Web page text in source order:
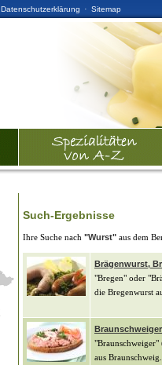
Datenschutzerklärung · Sitemap
Such-Ergebnisse
Ihre Suche nach "Wurst" aus dem
Brägenwurst,
"Bregen" oder
die Bregenwurst
"Braunschweiger"
aus